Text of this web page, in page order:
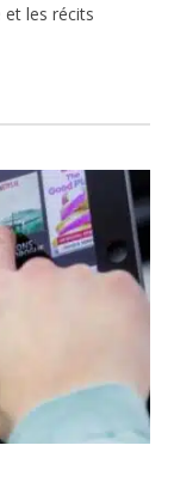
les récits